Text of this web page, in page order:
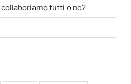
collaboriamo tutti o no?